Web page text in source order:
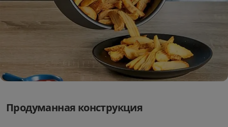
Продуманная конструкция